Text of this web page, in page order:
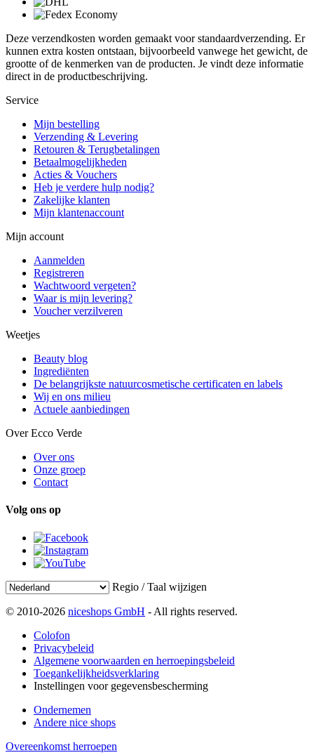
Deze verzendkosten worden gemaakt voor standaardverzending. Er
kunnen extra kosten ontstaan, bijvoorbeeld vanwege het gewicht, de
grootte of de kenmerken van de producten. Je vindt deze informatie
direct in de productbeschrijving.
Service
Mijn bestelling
Verzending & Levering
Retouren & Terugbetalingen
Betaalmogelijkheden
Acties & Vouchers
Heb je verdere hulp nodig?
Zakelijke klanten
Mijn klantenaccount
Mijn account
Aanmelden
Registreren
Wachtwoord vergeten?
Waar is mijn levering?
Voucher verzilveren
Weetjes
Beauty blog
Ingrediënten
De belangrijkste natuurcosmetische certificaten en labels
Wij en ons milieu
Actuele aanbiedingen
Over Ecco Verde
Over ons
Onze groep
Contact
Volg ons op
Regio / Taal wijzigen
© 2010-2026 niceshops GmbH - All rights reserved.
Colofon
Privacybeleid
Algemene voorwaarden en herroepingsbeleid
Toegankelijkheidsverklaring
Instellingen voor gegevensbescherming
Ondernemen
Andere nice shops
Overeenkomst herroepen